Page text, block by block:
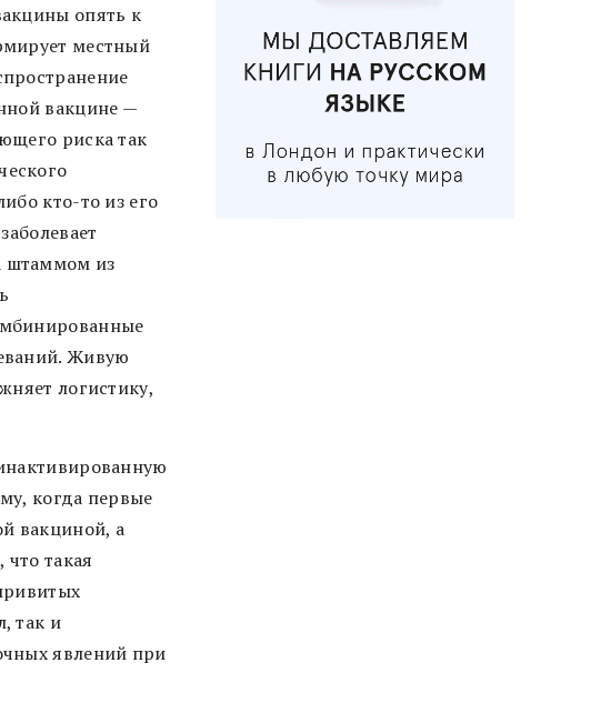
опять к
местный
вакцине —
риска так
кто-то из его
штаммом из
Живую
логистику,
когда первые
вакциной, а
такая
так и
явлений при